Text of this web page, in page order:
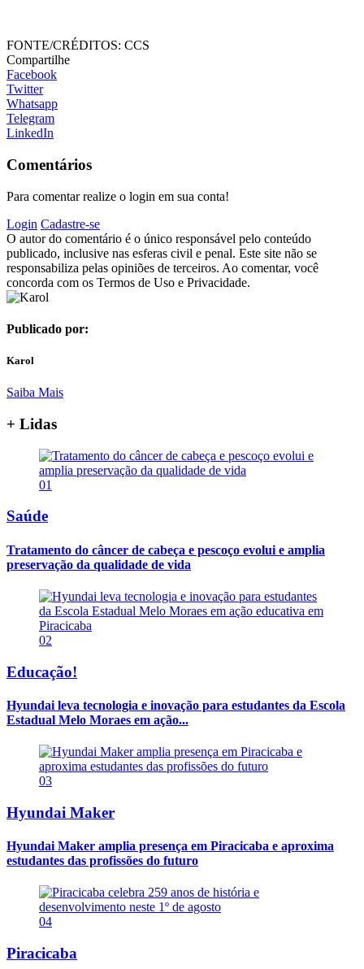
FONTE/CRÉDITOS: CCS
Compartilhe
Facebook
Twitter
Whatsapp
Telegram
LinkedIn
Comentários
Para comentar realize o login em sua conta!
Login Cadastre-se
O autor do comentário é o único responsável pelo conteúdo
publicado, inclusive nas esferas civil e penal. Este site não se
responsabiliza pelas opiniões de terceiros. Ao comentar, você
concorda com os Termos de Uso e Privacidade.
Publicado por:
Karol
Saiba Mais
+ Lidas
01
Saúde
Tratamento do câncer de cabeça e pescoço evolui e amplia
preservação da qualidade de vida
02
Educação!
Hyundai leva tecnologia e inovação para estudantes da Escola
Estadual Melo Moraes em ação...
03
Hyundai Maker
Hyundai Maker amplia presença em Piracicaba e aproxima
estudantes das profissões do futuro
04
Piracicaba